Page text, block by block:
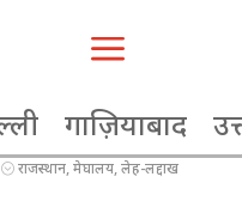
a
गाज़ियाबाद
राजस्थान, मेघालय, लेह-लद्दाख